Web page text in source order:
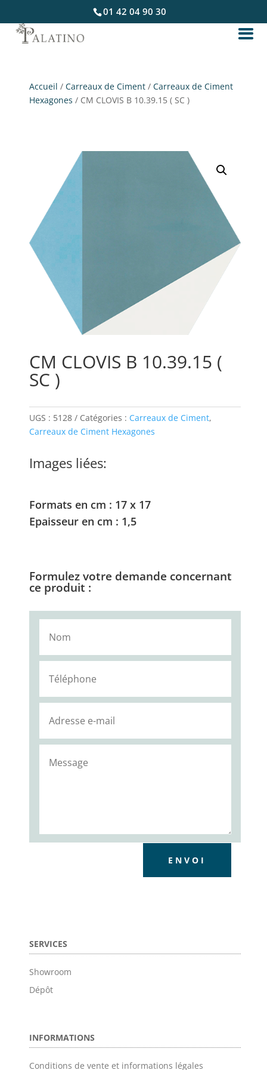
01 42 04 90 30
Accueil /Carreaux de Ciment /Carreaux de Ciment
Hexagones / CM CLOVIS B 10.39.15 ( SC )
CM CLOVIS B 10.39.15 (
SC )
UGS : 5128 Catégories : Carreaux de Ciment,
Carreaux de Ciment Hexagones
Images liées:
Formats en cm : 17 x 17
Epaisseur en cm : 1,5
Formulez votre demande concernant
ce produit :
ENVOI
SERVICES
Showroom
Dépôt
INFORMATIONS
Conditions de vente et informations légales